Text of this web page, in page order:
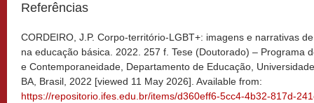
Referências
CORDEIRO, J.P. Corpo-território-LGBT+: imagens e narrativas
na educação básica. 2022. 257 f. Tese (Doutorado) – Programa
e Contemporaneidade, Departamento de Educação,
BA, Brasil, 2022 [viewed 11 May 2026]. Available from:
https://repositorio.ifes.edu.br/items/d360eff6-5cc4-4b32-817d-